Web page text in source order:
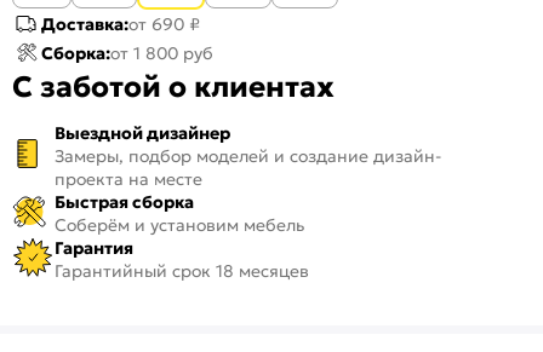
Доставка:от 690 ₽
Сборка:от 1 800 руб
С заботой о клиентах
Выездной дизайнер
Замеры, подбор моделей и создание дизайн-
проекта на месте
Быстрая сборка
Соберём и установим мебель
Гарантия
Гарантийный срок 18 месяцев